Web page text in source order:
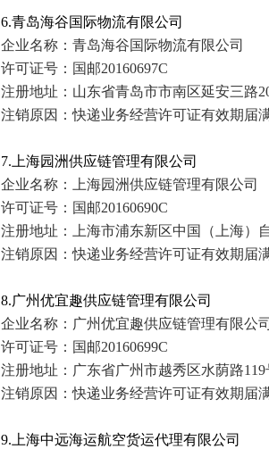
6.青岛海谷国际物流有限公司
企业名称：青岛海谷国际物流有限公司
许可证号：国邮20160697C
注册地址：山东省青岛市市南区延安三路
注销原因：快递业务经营许可证有效期 届
7.上海园洲供应链管理有限公司
企业名称：上海园洲供应链管理有限公司
许可证号：国邮20160690C
注册地址：上海市浦东新区中国（上海）
注销原因：快递业务经营许可证有效期 届
8.广州优宜趣供应链管理有限公司
企业名称：广州优宜趣供应链管理有限公司
许可证号：国邮20160699C
注册地址：广东省广州市越秀区水荫路119
注销原因：快递业务经营许可证有效期 届
9.上海中远海运航空货运代理有限公司